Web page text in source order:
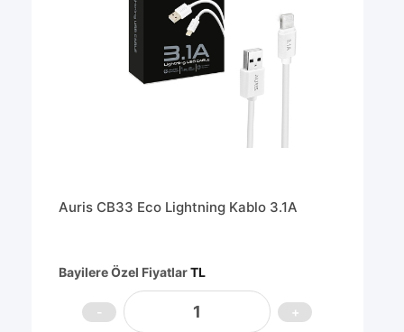
Auris CB33 Eco Lightning Kablo 3.1A
Bayilere Özel FiyatlarTL